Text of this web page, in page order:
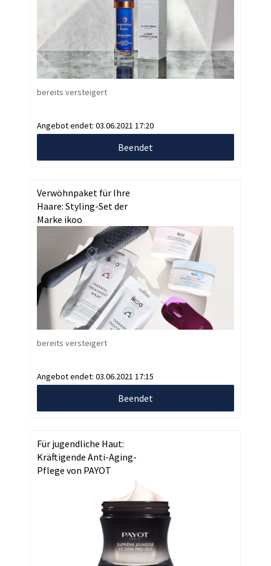
bereits versteigert
Angebot endet: 03.06.2021 17:20
Beendet
Verwöhnpaket für Ihre
Haare: Styling-Set der
Marke ikoo
bereits versteigert
Angebot endet: 03.06.2021 17:15
Beendet
Für jugendliche Haut:
Kräftigende Anti-Aging-
Pflege von PAYOT